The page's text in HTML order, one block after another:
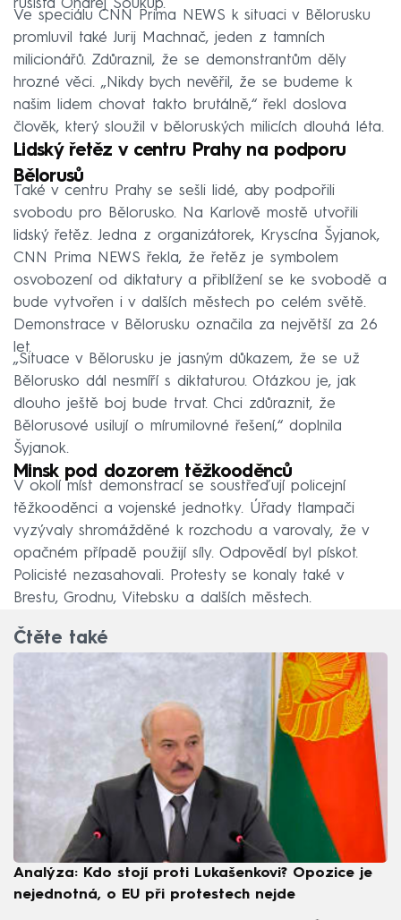
rusista Ondřej Soukup.
Ve speciálu CNN Prima NEWS k situaci v Bělorusku
promluvil také Jurij Machnač, jeden z tamních
milicionářů. Zdůraznil, že se demonstrantům děly
hrozné věci. „Nikdy bych nevěřil, že se budeme k
našim lidem chovat takto brutálně,“ řekl doslova
člověk, který sloužil v běloruských milicích dlouhá léta.
Lidský řetěz v centru Prahy na podporu
Bělorusů
Také v centru Prahy se sešli lidé, aby podpořili
svobodu pro Bělorusko. Na Karlově mostě utvořili
lidský řetěz. Jedna z organizátorek, Kryscína Šyjanok,
CNN Prima NEWS řekla, že řetěz je symbolem
osvobození od diktatury a přiblížení se ke svobodě a
bude vytvořen i v dalších městech po celém světě.
Demonstrace v Bělorusku označila za největší za 26
let.
„Situace v Bělorusku je jasným důkazem, že se už
Bělorusko dál nesmíří s diktaturou. Otázkou je, jak
dlouho ještě boj bude trvat. Chci zdůraznit, že
Bělorusové usilují o mírumilovné řešení,“ doplnila
Šyjanok.
Minsk pod dozorem těžkooděnců
V okolí míst demonstrací se soustřeďují policejní
těžkooděnci a vojenské jednotky. Úřady tlampači
vyzývaly shromážděné k rozchodu a varovaly, že v
opačném případě použijí síly. Odpovědí byl pískot.
Policisté nezasahovali. Protesty se konaly také v
Brestu, Grodnu, Vitebsku a dalších městech.
Čtěte také
Analýza: Kdo stojí proti Lukašenkovi? Opozice je
nejednotná, o EU při protestech nejde